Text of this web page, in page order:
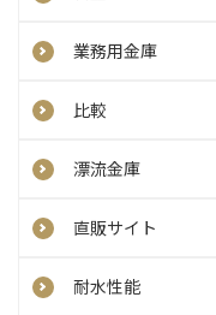
業務用金庫
比較
漂流金庫
直販サイト
耐水性能